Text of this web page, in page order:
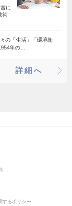
に
術
の「生活」「環境衛
年の…
詳細へ
するポリシー